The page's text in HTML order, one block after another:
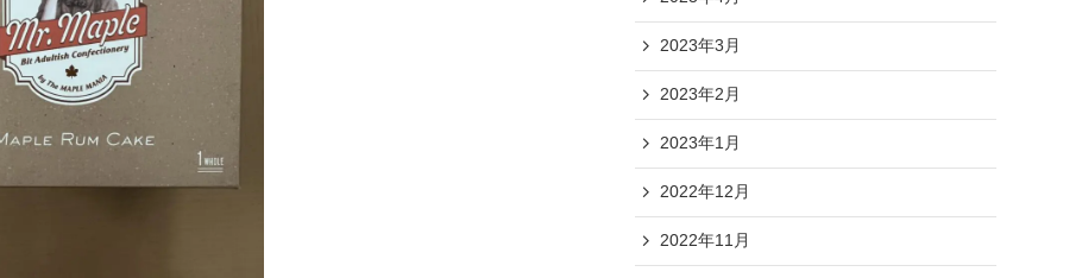
2023年3月
2023年2月
2023年1月
2022年12月
2022年11月